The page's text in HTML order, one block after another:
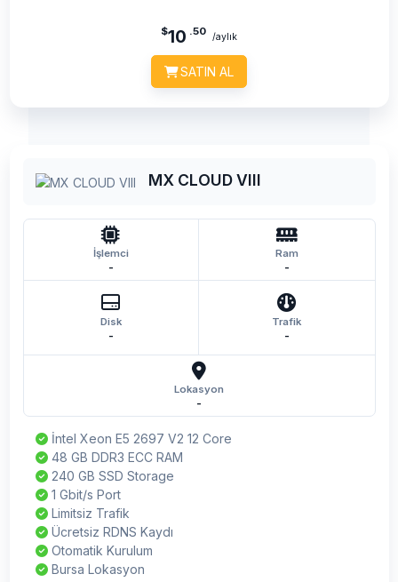
$10 .50 /aylık
SATIN AL
MX CLOUD VIII
İşlemci
-
Ram
-
Disk
-
Trafik
-
Lokasyon
-
İntel Xeon E5 2697 V2 12 Core
48 GB DDR3 ECC RAM
240 GB SSD Storage
1 Gbit/s Port
Limitsiz Trafik
Ücretsiz RDNS Kaydı
Otomatik Kurulum
Bursa Lokasyon